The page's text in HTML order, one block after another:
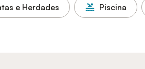
e Herdades Piscina